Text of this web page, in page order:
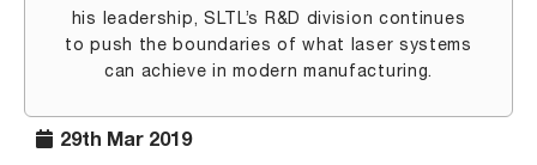
29th Mar 2019
his leadership, SLTL’s R&D division continues
to push the boundaries of what laser systems
can achieve in modern manufacturing.